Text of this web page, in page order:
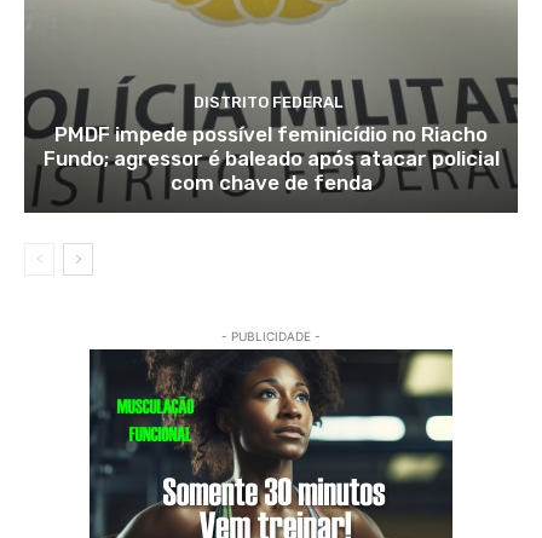
DISTRITO FEDERAL
PMDF impede possível feminicídio no Riacho
Fundo; agressor é baleado após atacar policial
com chave de fenda
- PUBLICIDADE -